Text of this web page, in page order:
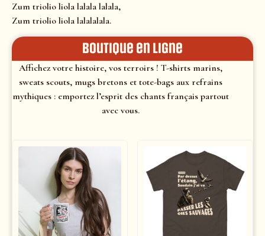
Zum triolio liola lalala lalala,
Zum triolio liola lalalalala.
Boutique en ligne
Affichez votre histoire, vos terroirs ! T-shirts marins,
sweats scouts, mugs bretons et tote-bags aux refrains
mythiques : emportez l’esprit des chants français partout
avec vous.